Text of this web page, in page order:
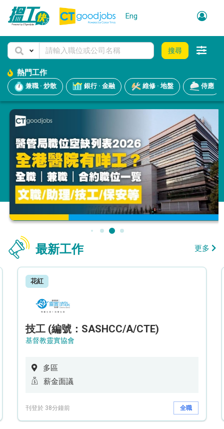
Eng
搜尋
熱門工作
兼職 · 炒散 銀行 · 金融 維修 · 地盤 侍應
最新工作 更多
花紅
技工 (編號：SASHCC/A/CTE)
基督教靈實協會
多區
薪金面議
刊登於 38分鐘前 全職